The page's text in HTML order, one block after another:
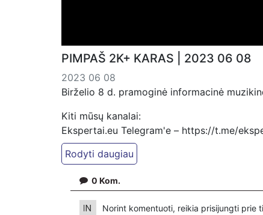
PIMPAŠ 2K+ KARAS | 2023 06 08
2023 06 08
Birželio 8 d. pramoginė informacinė
Kiti mūsų kanalai:
Ekspertai.eu Telegram'e – https://t.me/
PressJazz TV Telegram: https://t.me/
Dailymotion: https://www.dailymotion.com/
https://www.pressjazz.tv
https://www.ekspertai.eu
0 Kom.
Norint komentuoti, reikia prisijungti prie